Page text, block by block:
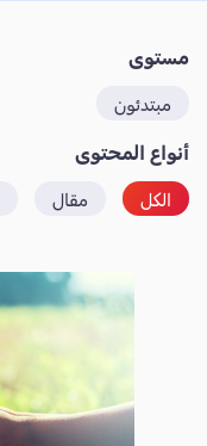
مستوى
مبتدئون
أنواع المحتوى
الكل مقال